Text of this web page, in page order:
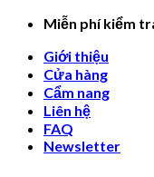
Skip
content
Miễn phí kiểm
Giới thiệu
Cửa hàng
Cẩm nang
Liên hệ
FAQ
Newsletter